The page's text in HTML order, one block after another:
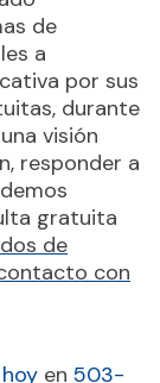
de
a
por sus
durante
visión
responder a
gratuita
de
con
en 503-